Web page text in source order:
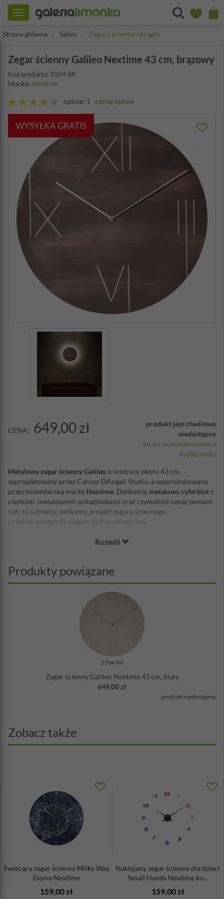
Toggle
navigation
Strona główna
Salon Zegary ścienne okrągłe
Zegar ścienny Galileo Nextime 43 cm, brązowy
Kod produktu: 3104 BR
Marka: Nextime
opinie: 1 czytaj opinie
WYSYŁKA GRATIS
CENA: 649,00 zł
produkt jest chwilowo
niedostępny
włącz powiadomienie o
dostępności
Metalowy zegar ścienny Galileoo średnicy około 43 cm,
zaprojektowany przez Caruso DAngeli Studio, a wyprodukowany
przez holenderską markę Nextime. Delikatny, metalowy cyferblatz
cienkimi, metalowymi wskazówkami oraz rzymskimi oznaczeniami
cyfr to subtelny, delikatny projekt zegara ściennego,
przeznaczonego do eleganckich pomieszczeń.
się wyjątkowo na każdej ścianie.
Grubość: 4,3 cm
Waga: 1 kg
Mechanizm: skokowy
Zasilanie: bateria AA - brak w zestawie
Projekt: Caruso D'Angeli Studio
Rozwiń
Produkty powiązane
3104 WI
Zegar ścienny Galileo Nextime 43 cm, biały
649,00 zł
produkt niedostępny
Zobacz także
Świecący zegar ścienny Milky Way
Dome Nextime
159,00 zł
Naklejany zegar ścienny dla dzieci
Small Hands Nextime ko...
159,00 zł